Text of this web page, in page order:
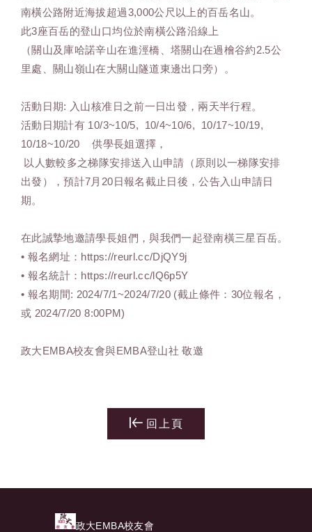
南橫公路附近海拔超過3,000公尺以上的百岳名山。
此3座百岳的登山口均位於南橫公路沿線上
（關山及庫哈諾辛山在進涇橋、塔關山在過檜谷約2.5公
里處、關山嶺山在大關山隧道東邊出口旁）。
活動日期: 入山核准日之前一日出發，兩天半行程。
活動日期計有 10/3~10/5, 10/4~10/6, 10/17~10/19,
10/18~10/20 供學長姐選擇，
以人數較多之梯隊安排送入山申請（原則以一梯隊安排
出發），預計7月20日報名截止日後，公告入山申請日
期。
在此誠摯地邀請學長姐們，與我們一起登南橫三星百岳。
• 報名網址： https://reurl.cc/DjQY9j
• 報名統計： https://reurl.cc/lQ6p5Y
• 報名期間: 2024/7/1~2024/7/20 (截止條件：30位報名，
或 2024/7/20 8:00PM)
政大EMBA校友會與EMBA登山社 敬邀
回上頁
政大EMBA校友會